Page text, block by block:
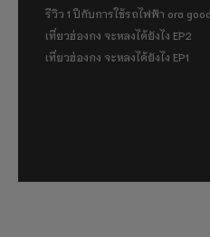
รีวิว 1 ปีกับการใช้รถไฟฟ้า ora
เที่ยวฮ่องกง จะหลงได้ยังไง EP2
เที่ยวฮ่องกง จะหลงได้ยังไง EP1